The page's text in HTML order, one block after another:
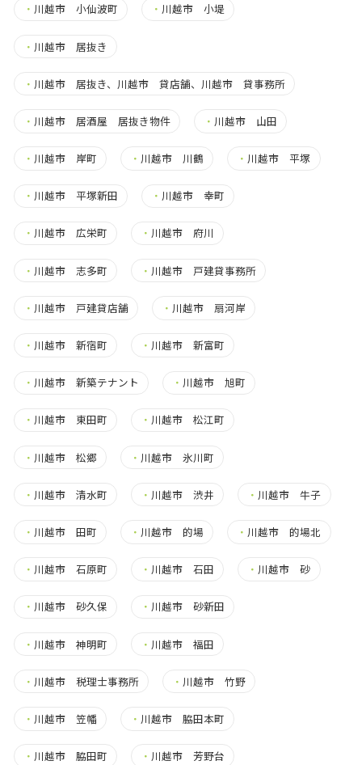
・ 川越市 小仙波町 ・ 川越市 小堤
・ 川越市 居抜き
・ 川越市 居抜き、川越市 貸店舗、川越市 貸事務所
・ 川越市 居酒屋 居抜き物件 ・ 川越市 山田
・ 川越市 岸町 ・ 川越市 川鶴 ・ 川越市 平塚
・ 川越市 平塚新田 ・ 川越市 幸町
・ 川越市 広栄町 ・ 川越市 府川
・ 川越市 志多町 ・ 川越市 戸建貸事務所
・ 川越市 戸建貸店舗 ・ 川越市 扇河岸
・ 川越市 新宿町 ・ 川越市 新富町
・ 川越市 新築テナント ・ 川越市 旭町
・ 川越市 東田町 ・ 川越市 松江町
・ 川越市 松郷 ・ 川越市 氷川町
・ 川越市 清水町 ・ 川越市 渋井 ・ 川越市 牛子
・ 川越市 田町 ・ 川越市 的場 ・ 川越市 的場北
・ 川越市 石原町 ・ 川越市 石田 ・ 川越市 砂
・ 川越市 砂久保 ・ 川越市 砂新田
・ 川越市 神明町 ・ 川越市 福田
・ 川越市 税理士事務所 ・ 川越市 竹野
・ 川越市 笠幡 ・ 川越市 脇田本町
・ 川越市 脇田町 ・ 川越市 芳野台